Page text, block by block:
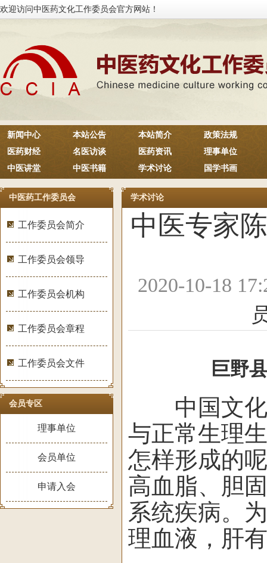
欢迎访问中医药文化工作委员会官方网站！
新闻中心 本站公告 本站简介
政策法规
医药财经
名医访谈 医药资讯
理事单位
中医讲堂
中医书籍 学术讨论 国学书画
中医药工作委员会
工作委员会简介
工作委员会领导
工作委员会机构
工作委员会章程
工作委员会文件
会员专区
理事单位
会员单位
申请入会
学术讨论
中医专家
2020-10-18
巨野县
中国文化
与正常生理
怎样形成的
高血脂、胆
系统疾病。
理血液，肝